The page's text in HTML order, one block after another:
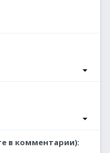
в комментарии)